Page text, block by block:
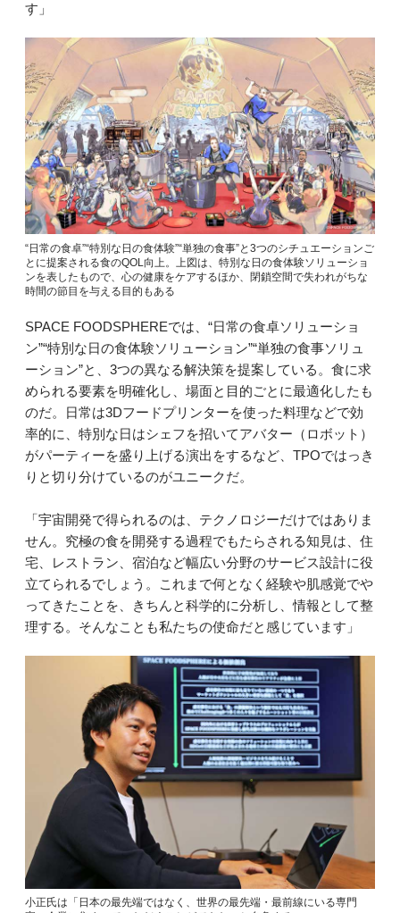
す」
“日常の食卓”“特別な日の食体験”“単独の食事”と3つのシチュエーションご
とに提案される食のQOL向上。上図は、特別な日の食体験ソリューショ
ンを表したもので、心の健康をケアするほか、閉鎖空間で失われがちな
時間の節目を与える目的もある
SPACE FOODSPHEREでは、“日常の食卓ソリューショ
ン”“特別な日の食体験ソリューション”“単独の食事ソリュ
ーション”と、3つの異なる解決策を提案している。食に求
められる要素を明確化し、場面と目的ごとに最適化したも
のだ。日常は3Dフードプリンターを使った料理などで効
率的に、特別な日はシェフを招いてアバター（ロボット）
がパーティーを盛り上げる演出をするなど、TPOではっき
りと切り分けているのがユニークだ。
「宇宙開発で得られるのは、テクノロジーだけではありま
せん。究極の食を開発する過程でもたらされる知見は、住
宅、レストラン、宿泊など幅広い分野のサービス設計に役
立てられるでしょう。これまで何となく経験や肌感覚でや
ってきたことを、きちんと科学的に分析し、情報として整
理する。そんなことも私たちの使命だと感じています」
小正氏は「日本の最先端ではなく、世界の最先端・最前線にいる専門